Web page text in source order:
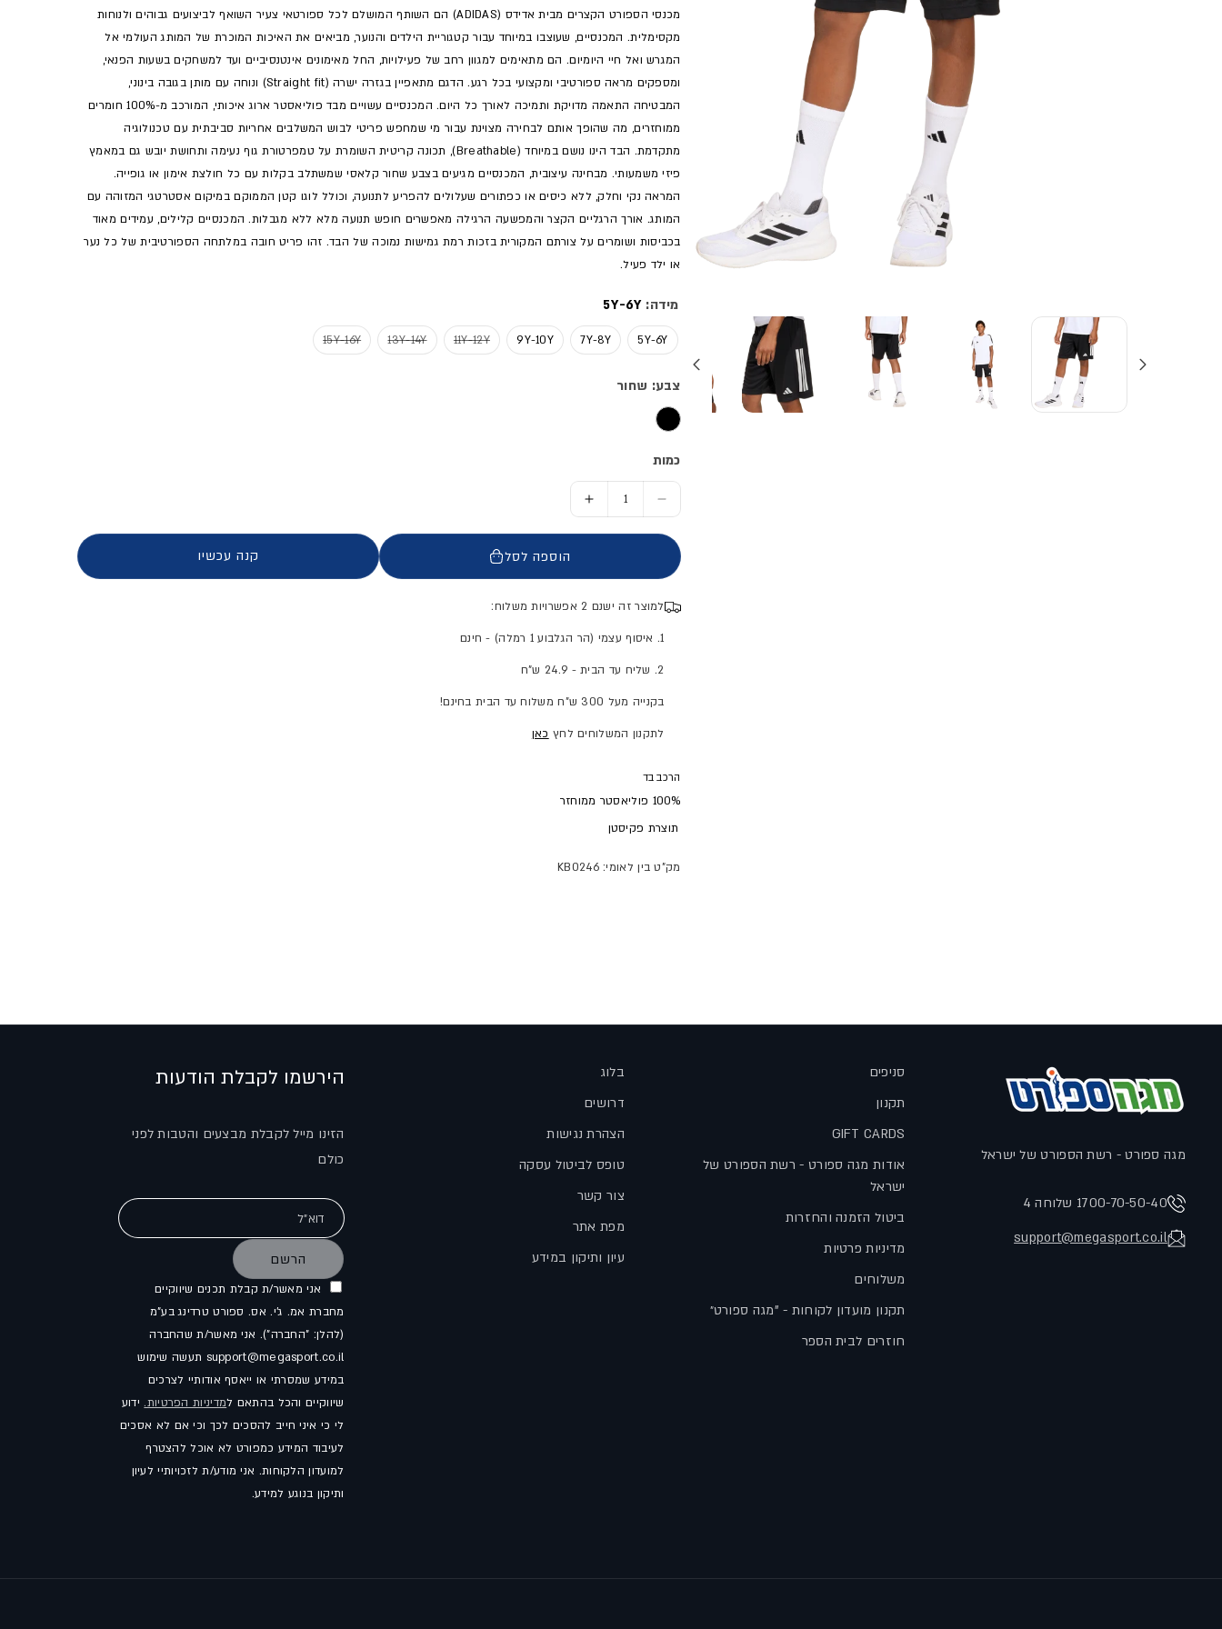
מכנסי הספורט הקצרים מבית אדידס (ADIDAS) הם השותף המושלם לכל ספורטאי צעיר השואף לביצועים גבוהים ולנוחות
מקסימלית. המכנסיים, שעוצבו במיוחד עבור קטגוריית הילדים והנוער, מביאים את האיכות המוכרת של המותג העולמי אל
המגרש ואל חיי היומיום. הם מתאימים למגוון רחב של פעילויות, החל מאימונים אינטנסיביים ועד למשחקים בשעות הפנאי,
ומספקים מראה ספורטיבי ומקצועי בכל רגע. הדגם מתאפיין בגזרה ישרה (Straight fit) ונוחה עם מותן בגובה בינוני,
המבטיחה התאמה מדויקת ותמיכה לאורך כל היום. המכנסיים עשויים מבד פוליאסטר ארוג איכותי, המורכב מ-100% חומרים
ממוחזרים, מה שהופך אותם לבחירה מצוינת עבור מי שמחפש פריטי לבוש המשלבים אחריות סביבתית עם טכנולוגיה
מתקדמת. הבד הינו נושם במיוחד (Breathable), תכונה קריטית השומרת על טמפרטורת גוף נעימה ותחושת יובש גם במאמץ
פיזי משמעותי. מבחינה עיצובית, המכנסיים מגיעים בצבע שחור קלאסי שמשתלב בקלות עם כל חולצת אימון או גופייה.
המראה נקי וחלק, ללא כיסים או כפתורים שעלולים להפריע לתנועה, וכולל לוגו קטן הממוקם במיקום אסטרטגי המזוהה עם
המותג. אורך הרגליים הקצר והמפשעה הרגילה מאפשרים חופש תנועה מלא ללא מגבלות. המכנסיים קלילים, עמידים מאוד
בכביסות ושומרים על צורתם המקורית בזכות רמת גמישות נמוכה של הבד. זהו פריט חובה במלתחה הספורטיבית של כל נער
או ילד פעיל.
מידה:5Y-6Y
5Y-6Y
7Y-8Y
9Y-10Y
11Y-12Y אזל המלאי או מוצר לא זמין
13Y-14Y אזל המלאי או מוצר לא זמין
15Y-16Y אזל המלאי או מוצר לא זמין
צבע: שחור
כמות
הסר כמות ל- מכנסי ספורט קצרים - ילדים
הוסף כמות ל- מכנסי ספורט קצרים - ילדים
הוספה לסל קנה עכשיו
למוצר זה ישנם 2 אפשרויות משלוח:
1. איסוף עצמי (הר הגלבוע 1 רמלה) - חינם
2. שליח עד הבית - 24.9 ש"ח
בקנייה מעל 300 ש"ח משלוח עד הבית בחינם!
לתקנון המשלוחים לחץ כאן
הרכב בד
100% פוליאסטר ממוחזר
תוצרת פקיסטן
מק"ט בין לאומי: KB0246
מגה ספורט - רשת הספורט של ישראל
1700-70-50-40 שלוחה 4
support@megasport.co.il
סניפים
תקנון
GIFT CARDS
אודות מגה ספורט - רשת הספורט של
ישראל
ביטול הזמנה והחזרות
מדיניות פרטיות
משלוחים
תקנון מועדון לקוחות - "מגה ספורט״
חוזרים לבית הספר
בלוג
דרושים
הצהרת נגישות
טופס לביטול עסקה
צור קשר
מפת אתר
עיון ותיקון במידע
הירשמו לקבלת הודעות
הזינו מייל לקבלת מבצעים והטבות לפני
כולם
דוא"ל
הרשם
אני מאשר/ת קבלת תכנים שיווקיים
מחברת אמ. ג'י. אס. ספורט טרדינג בע"מ
(להלן: "החברה"). אני מאשר/ת שהחברה
support@megasport.co.il תעשה שימוש
במידע שמסרתי או ייאסף אודותיי לצרכים
שיווקיים והכל בהתאם למדיניות הפרטיות.ידוע
לי כי איני חייב להסכים לכך וכי אם לא אסכים
לעיבוד המידע כמפורט לא אוכל להצטרף
למועדון הלקוחות. אני מודע/ת לזכויותיי לעיון
ותיקון בנוגע למידע.